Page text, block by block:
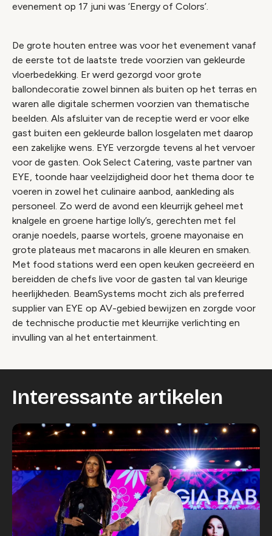
evenement op 17 juni was ‘Energy of Colors’.
De grote houten entree was voor het evenement vanaf
de eerste tot de laatste trede voorzien van gekleurde
vloerbedekking. Er werd gezorgd voor grote
ballondecoratie zowel binnen als buiten op het terras en
waren alle digitale schermen voorzien van thematische
beelden. Als afsluiter van de receptie werd er voor elke
gast buiten een gekleurde ballon losgelaten met daarop
een zakelijke wens. EYE verzorgde tevens al het vervoer
voor de gasten. Ook Select Catering, vaste partner van
EYE, toonde haar veelzijdigheid door het thema door te
voeren in zowel het culinaire aanbod, aankleding als
personeel. Zo werd de avond een kleurrijk geheel met
knalgele en groene hartige lolly’s, gerechten met fel
oranje noedels, paarse wortels, groene mayonaise en
grote plateaus met macarons in alle kleuren en smaken.
Met food stations werd een open keuken gecreëerd en
bereidden de chefs live voor de gasten tal van kleurige
heerlijkheden. BeamSystems mocht zich als preferred
supplier van EYE op AV-gebied bewijzen en zorgde voor
de technische productie met kleurrijke verlichting en
invulling van al het entertainment.
Interessante artikelen